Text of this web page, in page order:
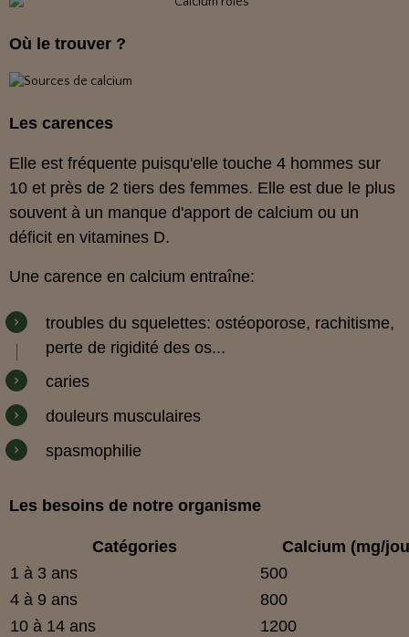
Où le trouver ?
Les carences
Elle est fréquente puisqu'elle touche 4 hommes sur
10 et près de 2 tiers des femmes. Elle est due le plus
souvent à un manque d'apport de calcium ou un
déficit en vitamines D.
Une carence en calcium entraîne:
troubles du squelettes: ostéoporose, rachitisme,
perte de rigidité des os...
caries
douleurs musculaires
spasmophilie
Les besoins de notre organisme
Catégories
Calcium (mg/
1 à 3 ans
500
4 à 9 ans
800
10 à 14 ans
1200